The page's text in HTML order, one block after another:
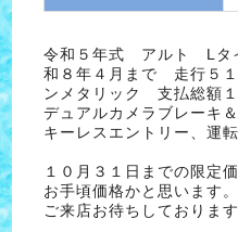
令和５年式 アルト L
和８年４月まで 走行５
ンメタリック 支払総額
デュアルカメラブレーキ
キーレスエントリー、運
１０月３１日までの限定価
お手頃価格かと思います
ご来店お待ちしております